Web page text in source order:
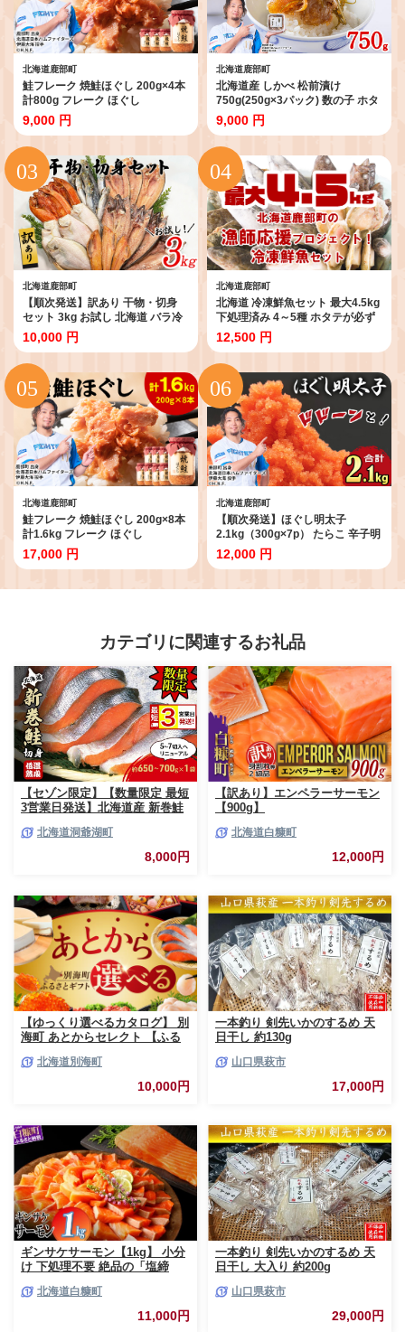
北海道鹿部町
鮭フレーク 焼鮭ほぐし 200g×4本
計800g フレーク ほぐし
9,000 円
北海道鹿部町
北海道産 しかべ 松前漬け
750g(250g×3パック) 数の子 ホタ
テ 松前漬け
9,000 円
北海道鹿部町
【順次発送】訳あり 干物・切身
セット 3kg お試し 北海道 バラ冷
凍 規格外 傷 不揃い
10,000 円
北海道鹿部町
北海道 冷凍鮮魚セット 最大4.5kg
下処理済み 4～5種 ホタテが必ず
入る 魚 詰め合わせ 訳あり
12,500 円
北海道鹿部町
鮭フレーク 焼鮭ほぐし 200g×8本
計1.6kg フレーク ほぐし
17,000 円
北海道鹿部町
【順次発送】ほぐし明太子
2.1kg（300g×7p） たらこ 辛子明
太 ご飯のお供 個包装 冷凍
12,000 円
カテゴリに関連するお礼品
【セゾン限定】【数量限定 最短
3営業日発送】北海道産 新巻鮭
700g/5～7切入) 最短配送 北海
道 秋鮭 小分け 鮭 さけ しゃけ
シャケ 中塩 海鮮 冷凍 お弁当
モン サケ
北海道洞爺湖町
8,000円
【訳あり】エンペラーサーモン
【900g】
北海道白糠町
12,000円
【ゆっくり選べるカタログ】 別
海町 あとからセレクト 【ふる
とから選べる！ ギフト いくら
ほたて 海鮮 牛肉 ケーキ アイス
【BY0000010】（ 後から選べ
カタログギフト あとからカタロ
グ あとからカタログポイント
あとからカタログギフト ふるさ
と納税 ）
北海道別海町
10,000円
一本釣り 剣先いかのするめ 天
日干し 約130g
山口県萩市
17,000円
ギンサケサーモン【1kg】 小分
け 下処理不要 絶品の「塩締
サーモン 鮭 魚 銀鮭 刺身 生食
用 さけ サケ ふるさと ランキン
グ 人気 魚介類 魚介 北海道 白
北海道白糠町
11,000円
一本釣り 剣先いかのするめ 天
日干し 大入り 約200g
山口県萩市
29,000円